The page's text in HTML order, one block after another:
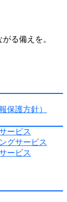
る備えを。
保護方針）
ービス
グサービス
ービス